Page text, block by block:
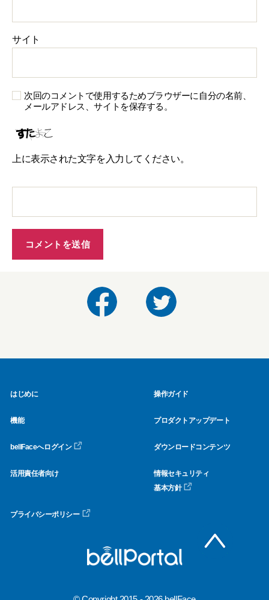
サイト
次回のコメントで使用するためブラウザーに自分の名前、
メールアドレス、サイトを保存する。
上に表示された文字を入力してください。
はじめに 操作ガイド
機能 プロダクトアップデート
bellFaceへログイン ダウンロードコンテンツ
活用責任者向け
情報セキュリティ
基本方針
プライバシーポリシー